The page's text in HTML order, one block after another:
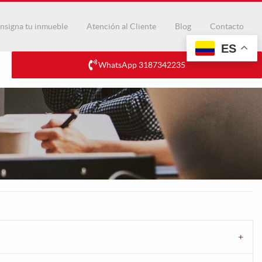
tu inmueble Atención al Cliente Blog Contacto
WhatsApp 3187342235
ES